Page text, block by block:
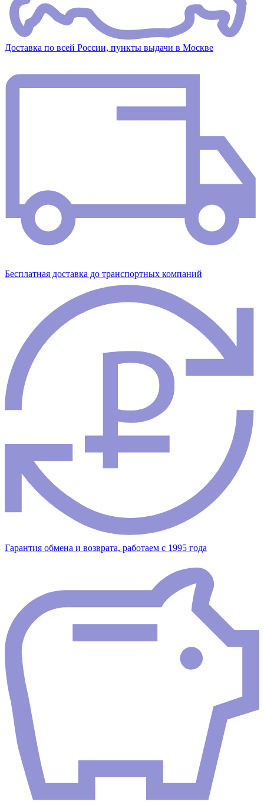
Доставка по всей России, пункты выдачи в Москве
Бесплатная доставка до транспортных компаний
Гарантия обмена и возврата, работаем с 1995 года